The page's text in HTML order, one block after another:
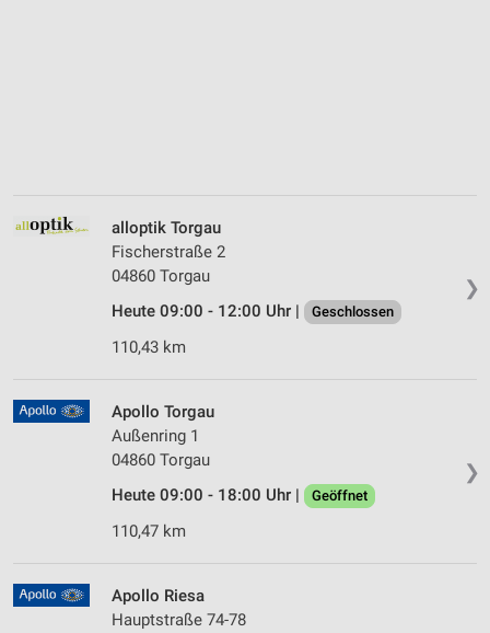
❯
alloptik Torgau
Fischerstraße 2
04860 Torgau
Heute 09:00 - 12:00 Uhr |
Geschlossen
110,43 km
❯
Apollo Torgau
Außenring 1
04860 Torgau
Heute 09:00 - 18:00 Uhr |
Geöffnet
110,47 km
Apollo Riesa
Hauptstraße 74-78